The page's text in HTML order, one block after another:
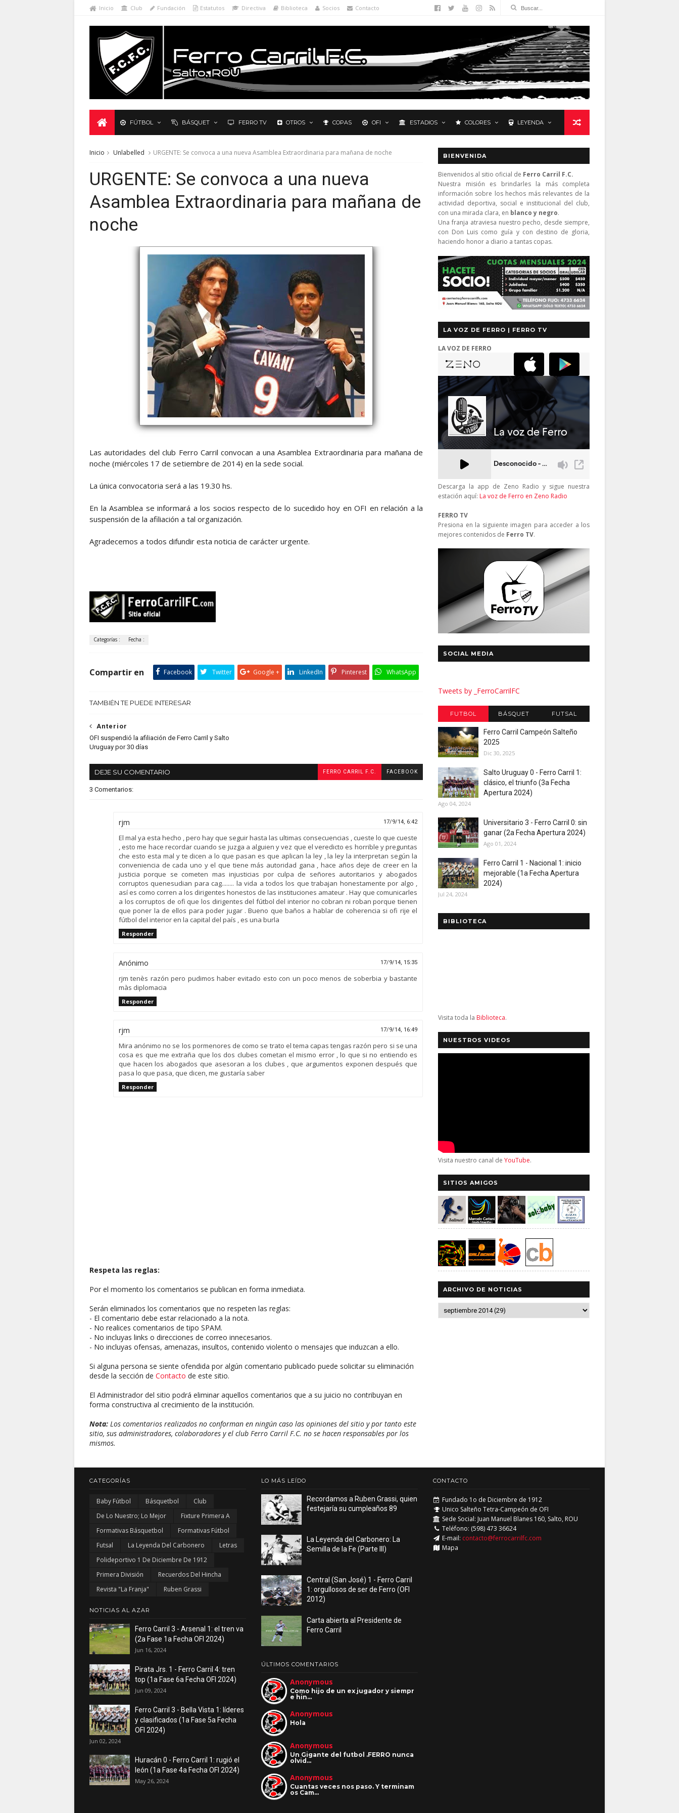
Inicio Club Fundación Estatutos Directiva Biblioteca Socios Contacto
FÚTBOL BÁSQUET FERRO TV OTROS COPAS OFI ESTADIOS COLORES LEYENDA
Inicio Unlabelled URGENTE: Se convoca a una nueva Asamblea Extraordinaria para mañana de noche
URGENTE: Se convoca a una nueva
Asamblea Extraordinaria para mañana de
noche
Las autoridades del club Ferro Carril convocan a una Asamblea Extraordinaria para mañana de
noche (miércoles 17 de setiembre de 2014) en la sede social.
La única convocatoria será a las 19.30 hs.
En la Asamblea se informará a los socios respecto de lo sucedido hoy en OFI en relación a la
suspensión de la afiliación a tal organización.
Agradecemos a todos difundir esta noticia de carácter urgente.
Categorías : Fecha :
Compartir en Facebook Twitter Google + LinkedIn Pinterest WhatsApp
TAMBIÉN TE PUEDE INTERESAR
Anterior
OFI suspendió la afiliación de Ferro Carril y Salto
Uruguay por 30 días
DEJE SU COMENTARIO FERRO CARRIL F.C. FACEBOOK
3 Comentarios:
rjm 17/9/14, 6:42
El mal ya esta hecho , pero hay que seguir hasta las ultimas consecuencias , cueste lo que cueste
, esto me hace recordar cuando se juzga a alguien y vez que el veredicto es horrible y preguntas
che esto esta mal y te dicen a lo que pasan es que aplican la ley , la ley la interpretan según la
conveniencia de cada uno y el que tiene más autoridad gana , hace años deje de creer en la
justicia porque se cometen mas injusticias por culpa de señores autoritarios y abogados
corruptos quenesudian para cag........ la vida a todos los que trabajan honestamente por algo ,
así es como corren a los dirigentes honestos de las instituciones amateur . Hay que comunicarles
a los corruptos de ofi que los dirigentes del fútbol del interior no cobran ni roban porque tienen
que poner la de ellos para poder jugar . Bueno que baños a hablar de coherencia si ofi rije el
fútbol del interior en la capital del país , es una burla
Responder
Anónimo 17/9/14, 15:35
rjm tenès razón pero pudimos haber evitado esto con un poco menos de soberbia y bastante
màs diplomacia
Responder
rjm 17/9/14, 16:49
Mira anónimo no se los pormenores de como se trato el tema capas tengas razón pero si se una
cosa es que me extraña que los dos clubes cometan el mismo error , lo que si no entiendo es
que hacen los abogados que asesoran a los clubes , que argumentos exponen después que
pasa lo que pasa, que dicen, me gustaría saber
Responder
Respeta las reglas:
Por el momento los comentarios se publican en forma inmediata.
Serán eliminados los comentarios que no respeten las reglas:
- El comentario debe estar relacionado a la nota.
- No realices comentarios de tipo SPAM.
- No incluyas links o direcciones de correo innecesarios.
- No incluyas ofensas, amenazas, insultos, contenido violento o mensajes que induzcan a ello.
Si alguna persona se siente ofendida por algún comentario publicado puede solicitar su eliminación
desde la sección de Contacto de este sitio.
El Administrador del sitio podrá eliminar aquellos comentarios que a su juicio no contribuyan en
forma constructiva al crecimiento de la institución.
Nota: Los comentarios realizados no conforman en ningún caso las opiniones del sitio y por tanto este
sitio, sus administradores, colaboradores y el club Ferro Carril F.C. no se hacen responsables por los
mismos.
BIENVENIDA
Bienvenidos al sitio oficial de Ferro Carril F.C.
Nuestra misión es brindarles la más completa
información sobre los hechos más relevantes de la
actividad deportiva, social e institucional del club,
con una mirada clara, en blanco y negro.
Una franja atraviesa nuestro pecho, desde siempre,
con Don Luis como guía y con destino de gloria,
haciendo honor a diario a tantas copas.
LA VOZ DE FERRO | FERRO TV
LA VOZ DE FERRO
Descarga la app de Zeno Radio y sigue nuestra
estación aquí: La voz de Ferro en Zeno Radio
FERRO TV
Presiona en la siguiente imagen para acceder a los
mejores contenidos de Ferro TV.
SOCIAL MEDIA
Tweets by _FerroCarrilFC
FUTBOL BÁSQUET FUTSAL
Ferro Carril Campeón Salteño
2025
Dic 30, 2025
Salto Uruguay 0 - Ferro Carril 1:
clásico, el triunfo (3a Fecha
Apertura 2024)
Ago 04, 2024
Universitario 3 - Ferro Carril 0: sin
ganar (2a Fecha Apertura 2024)
Ago 01, 2024
Ferro Carril 1 - Nacional 1: inicio
mejorable (1a Fecha Apertura
2024)
Jul 24, 2024
BIBLIOTECA
Visita toda la Biblioteca.
NUESTROS VIDEOS
Visita nuestro canal de YouTube.
SITIOS AMIGOS
ARCHIVO DE NOTICIAS
CATEGORÍAS
Baby Fútbol Básquetbol
Club
De Lo Nuestro; Lo Mejor
Fixture Primera A
Formativas Básquetbol
Formativas Fútbol
Futsal
La Leyenda Del Carbonero
Letras
Polideportivo 1 De Diciembre De 1912
Primera División
Recuerdos Del Hincha
Revista "La Franja"
Ruben Grassi
NOTICIAS AL AZAR
Ferro Carril 3 - Arsenal 1: el tren va
(2a Fase 1a Fecha OFI 2024)
Jun 16, 2024
Pirata Jrs. 1 - Ferro Carril 4: tren
top (1a Fase 6a Fecha OFI 2024)
Jun 09, 2024
Ferro Carril 3 - Bella Vista 1: líderes
y clasificados (1a Fase 5a Fecha
OFI 2024)
Jun 02, 2024
Huracán 0 - Ferro Carril 1: rugió el
león (1a Fase 4a Fecha OFI 2024)
May 26, 2024
LO MÁS LEÍDO
Recordamos a Ruben Grassi, quien
festejaría su cumpleaños 89
La Leyenda del Carbonero: La
Semilla de la Fe (Parte III)
Central (San José) 1 - Ferro Carril
1: orgullosos de ser de Ferro (OFI
2012)
Carta abierta al Presidente de
Ferro Carril
ÚLTIMOS COMENTARIOS
Anonymous
Como hijo de un ex jugador y siempr
e hin…
Anonymous
Hola
Anonymous
Un Gigante del futbol .FERRO nunca
olvid…
Anonymous
Cuantas veces nos paso. Y terminam
os Cam…
CONTACTO
Fundado 1o de Diciembre de 1912
Unico Salteño Tetra-Campeón de OFI
Sede Social: Juan Manuel Blanes 160, Salto, ROU
Teléfono: (598) 473 36624
E-mail: contacto@ferrocarrilfc.com
Mapa